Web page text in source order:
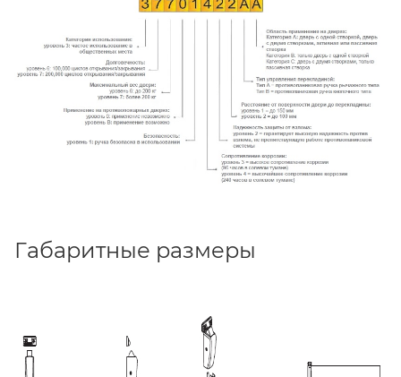
Габаритные размеры